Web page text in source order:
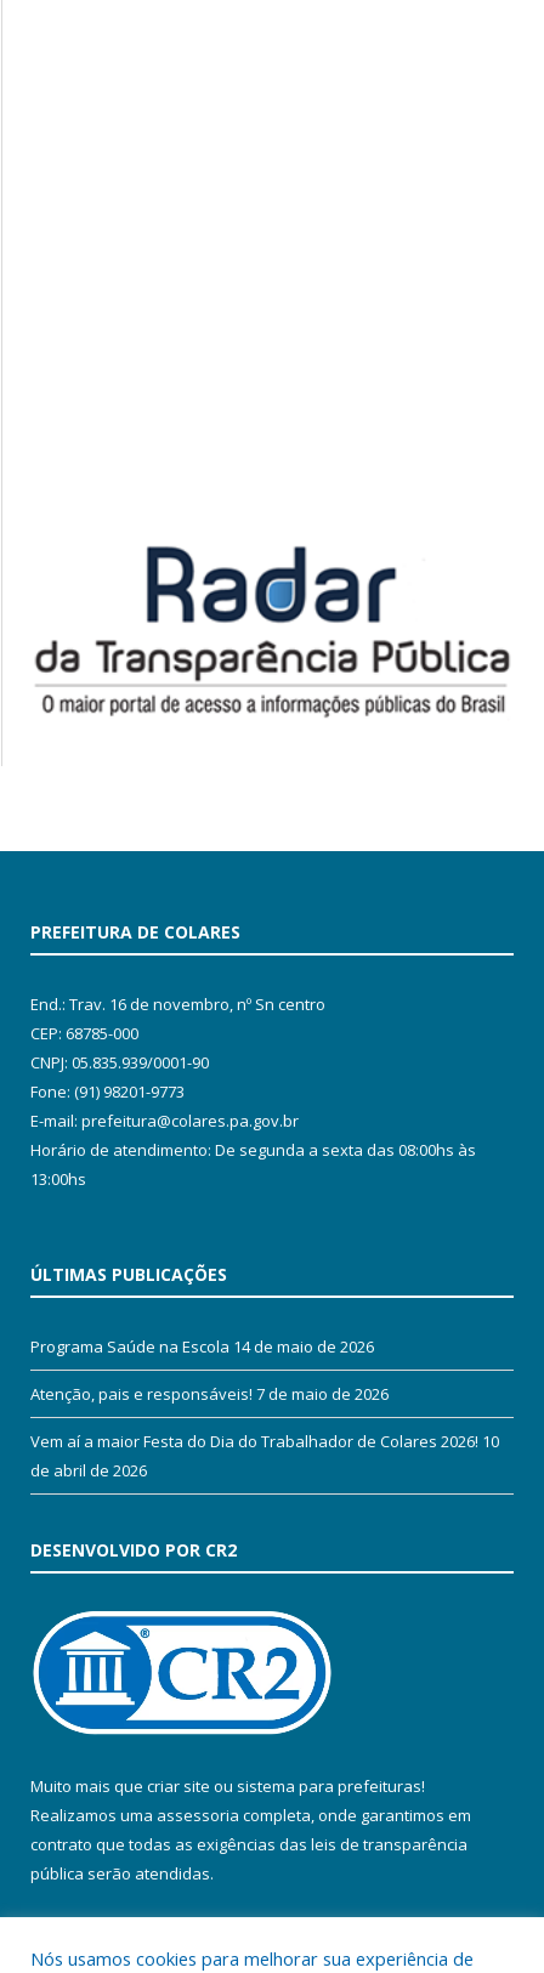
PREFEITURA DE COLARES
End.: Trav. 16 de novembro, nº Sn centro
CEP: 68785-000
CNPJ: 05.835.939/0001-90
Fone: (91) 98201-9773
E-mail: prefeitura@colares.pa.gov.br
Horário de atendimento: De segunda a sexta das 08:00hs às
13:00hs
ÚLTIMAS PUBLICAÇÕES
Programa Saúde na Escola 14 de maio de 2026
Atenção, pais e responsáveis! 7 de maio de 2026
Vem aí a maior Festa do Dia do Trabalhador de Colares 2026! 10
de abril de 2026
DESENVOLVIDO POR CR2
Muito mais que criar site ou sistema para prefeituras!
Realizamos uma assessoria completa, onde garantimos em
contrato que todas as exigências das leis de transparência
pública serão atendidas.
Nós usamos cookies para melhorar sua experiência de